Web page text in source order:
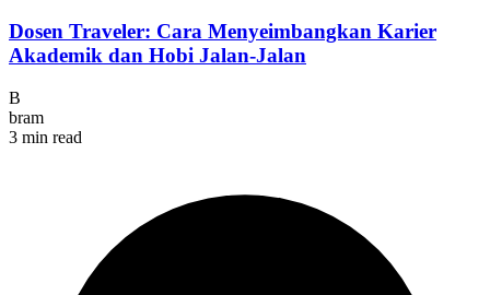
Dosen Traveler: Cara Menyeimbangkan Karier
Akademik dan Hobi Jalan-Jalan
B
bram
3 min read